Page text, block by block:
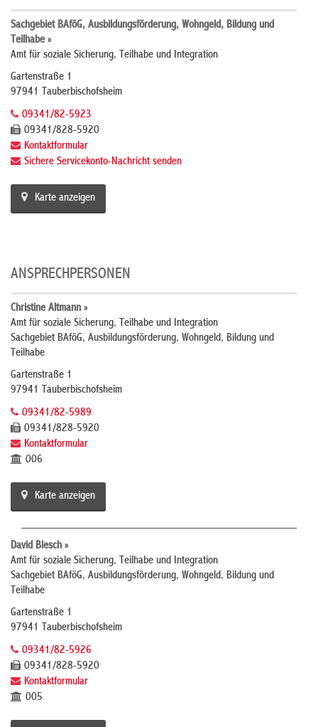
Sachgebiet BAföG, Ausbildungsförderung, Wohngeld, Bildung und
Teilhabe »
Amt für soziale Sicherung, Teilhabe und Integration
Gartenstraße 1
97941 Tauberbischofsheim
09341/82-5923
09341/828-5920
Kontaktformular
Sichere Servicekonto-Nachricht senden
Karte anzeigen
ANSPRECHPERSONEN
Christine Altmann »
Amt für soziale Sicherung, Teilhabe und Integration
Sachgebiet BAföG, Ausbildungsförderung, Wohngeld, Bildung und
Teilhabe
Gartenstraße 1
97941 Tauberbischofsheim
09341/82-5989
09341/828-5920
Kontaktformular
006
Karte anzeigen
David Blesch »
Amt für soziale Sicherung, Teilhabe und Integration
Sachgebiet BAföG, Ausbildungsförderung, Wohngeld, Bildung und
Teilhabe
Gartenstraße 1
97941 Tauberbischofsheim
09341/82-5926
09341/828-5920
Kontaktformular
005